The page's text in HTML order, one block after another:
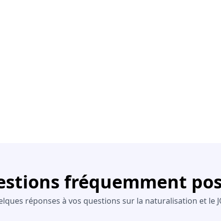
fréquemment
réponses à vos questions sur la naturalisation et le